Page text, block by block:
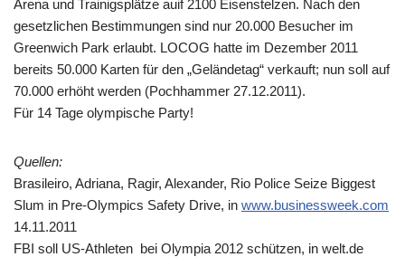
Arena und Trainigsplätze auif 2100 Eisenstelzen. Nach den
gesetzlichen Bestimmungen sind nur 20.000 Besucher im
Greenwich Park erlaubt. LOCOG hatte im Dezember 2011
bereits 50.000 Karten für den „Geländetag“ verkauft; nun soll auf
70.000 erhöht werden (Pochhammer 27.12.2011).
Für 14 Tage olympische Party!
Quellen:
Brasileiro, Adriana, Ragir, Alexander, Rio Police Seize Biggest
Slum in Pre-Olympics Safety Drive, in www.businessweek.com
14.11.2011
FBI soll US-Athleten bei Olympia 2012 schützen, in welt.de